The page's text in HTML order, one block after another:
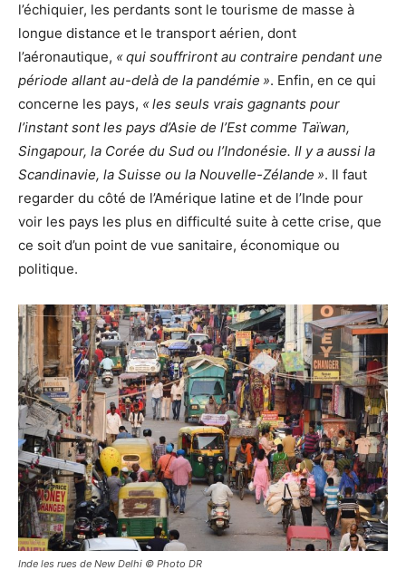
l’échiquier, les perdants sont le tourisme de masse à
longue distance et le transport aérien, dont
l’aéronautique, « qui souffriront au contraire pendant une
période allant au-delà de la pandémie ». Enfin, en ce qui
concerne les pays, « les seuls vrais gagnants pour
l’instant sont les pays d’Asie de l’Est comme Taïwan,
Singapour, la Corée du Sud ou l’Indonésie. Il y a aussi la
Scandinavie, la Suisse ou la Nouvelle-Zélande ». Il faut
regarder du côté de l’Amérique latine et de l’Inde pour
voir les pays les plus en difficulté suite à cette crise, que
ce soit d’un point de vue sanitaire, économique ou
politique.
Inde les rues de New Delhi © Photo DR